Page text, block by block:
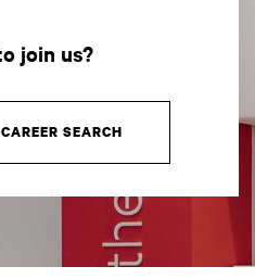
join us?
SEARCH